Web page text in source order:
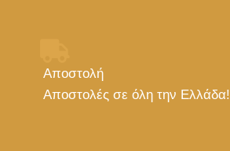
Αποστολή
Αποστολές σε όλη την Ελλάδα!